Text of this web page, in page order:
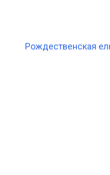
Рождественская